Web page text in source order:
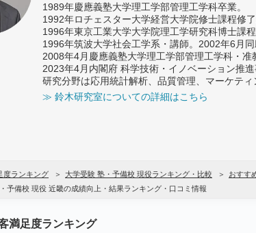
1989年慶應義塾大学理工学部管理工学科卒業。
1992年ロチェスター大学経営大学院修士課程修了
1996年東京工業大学大学院理工学研究科博士課
1996年筑波大学社会工学系・講師。2002年6月同
2008年4月慶應義塾大学理工学部管理工学科・准
2023年4月内閣府 科学技術・イノベーション推
研究分野は応用統計解析、品質管理、マーケティ
≫ 鈴木研究室についての詳細はこちら
度ランキング 大学受験 塾・予備校 現役ランキング・比較 おすす
予備校 現役 近畿の成績向上・結果ランキング・口コミ情報
満足度ランキング